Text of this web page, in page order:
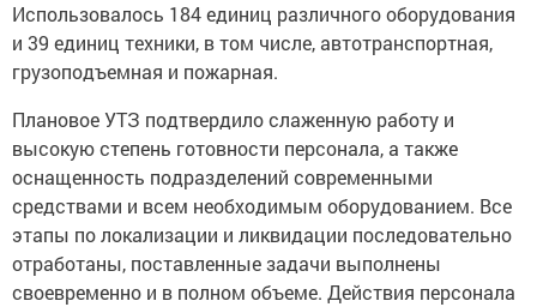
Использовалось 184 единиц различного оборудования
и 39 единиц техники, в том числе, автотранспортная,
грузоподъемная и пожарная.
Плановое УТЗ подтвердило слаженную работу и
высокую степень готовности персонала, а также
оснащенность подразделений современными
средствами и всем необходимым оборудованием. Все
этапы по локализации и ликвидации последовательно
отработаны, поставленные задачи выполнены
своевременно и в полном объеме. Действия персонала